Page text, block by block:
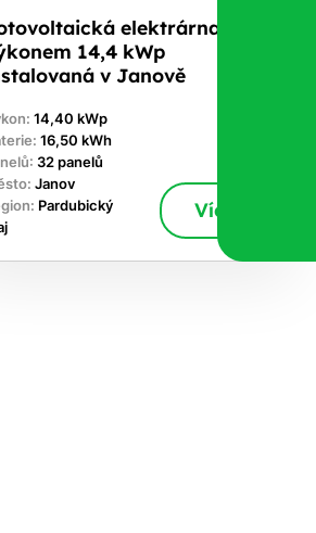
elektrárna s
14,4 kWp
v Janově
14,40 kWp
16,50 kWh
32 panelů
Janov
Pardubický
Více